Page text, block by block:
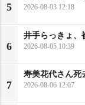
5 2026-08-03 12:18
6
井手らっきょ、
2026-08-05 10:39
7
寿美花代さん
2026-08-06 12:07